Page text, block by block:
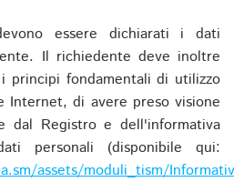
essere dichiarati i dati
Il richiedente deve inoltre
principi fondamentali di utilizzo
Internet, di avere preso visione
dal Registro e dell'informativa
personali (disponibile qui:
assets/moduli_tism/